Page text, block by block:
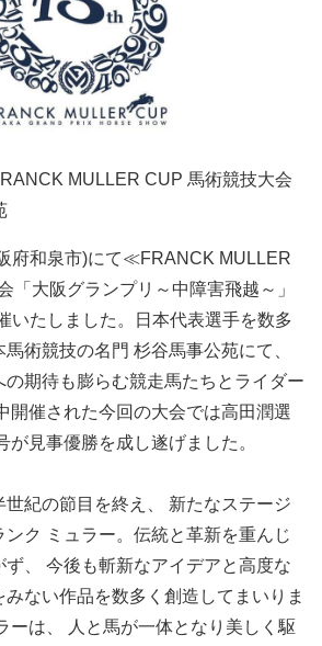
MULLER CUP 馬術競技大会
府和泉市)にて≪FRANCK MULLER
大阪グランプリ～中障害飛越～」
いたしました。日本代表選手を数多
術競技の名門 杉谷馬事公苑にて、
期待も膨らむ競走馬たちとライダー
開催された今回の大会では高田潤選
が見事優勝を成し遂げました。
紀の節目を終え、 新たなステージ
ク ミュラー。伝統と革新を重んじ
ず、 今後も斬新なアイデアと高度な
ない作品を数多く創造してまいりま
ーは、 人と馬が一体となり美しく駆